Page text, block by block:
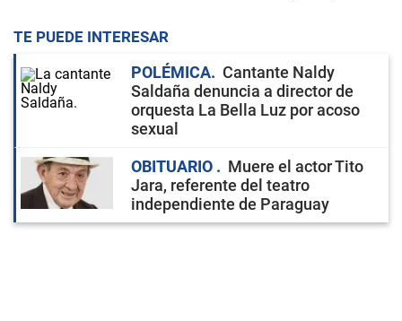
TE PUEDE INTERESAR
POLÉMICA
Cantante Naldy
Saldaña denuncia a director de
orquesta La Bella Luz por acoso
sexual
OBITUARIO
Muere el actor Tito
Jara, referente del teatro
independiente de Paraguay